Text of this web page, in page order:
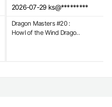
2026-07-29 ks@*********
Dragon Masters #20 :
Howl of the Wind Drago..